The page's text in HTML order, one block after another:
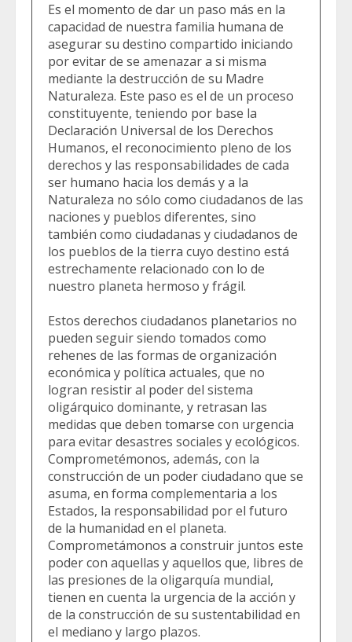
Es el momento de dar un paso más en la
capacidad de nuestra familia humana de
asegurar su destino compartido iniciando
por evitar de se amenazar a si misma
mediante la destrucción de su Madre
Naturaleza. Este paso es el de un proceso
constituyente, teniendo por base la
Declaración Universal de los Derechos
Humanos, el reconocimiento pleno de los
derechos y las responsabilidades de cada
ser humano hacia los demás y a la
Naturaleza no sólo como ciudadanos de las
naciones y pueblos diferentes, sino
también como ciudadanas y ciudadanos de
los pueblos de la tierra cuyo destino está
estrechamente relacionado con lo de
nuestro planeta hermoso y frágil.
Estos derechos ciudadanos planetarios no
pueden seguir siendo tomados como
rehenes de las formas de organización
económica y política actuales, que no
logran resistir al poder del sistema
oligárquico dominante, y retrasan las
medidas que deben tomarse con urgencia
para evitar desastres sociales y ecológicos.
Comprometémonos, además, con la
construcción de un poder ciudadano que se
asuma, en forma complementaria a los
Estados, la responsabilidad por el futuro
de la humanidad en el planeta.
Comprometámonos a construir juntos este
poder con aquellas y aquellos que, libres de
las presiones de la oligarquía mundial,
tienen en cuenta la urgencia de la acción y
de la construcción de su sustentabilidad en
el mediano y largo plazos.